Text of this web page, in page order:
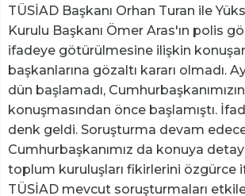
TÜSİAD Başkanı Orhan Turan ile
Kurulu Başkanı Ömer Aras'ın polis
ifadeye götürülmesine ilişkin
başkanlarına gözaltı kararı olmadı.
dün başlamadı, Cumhurbaşkanımızın
konuşmasından önce başlamıştı.
denk geldi. Soruşturma devam
Cumhurbaşkanımız da konuya
toplum kuruluşları fikirlerini özgürce
TÜSİAD mevcut soruşturmaları